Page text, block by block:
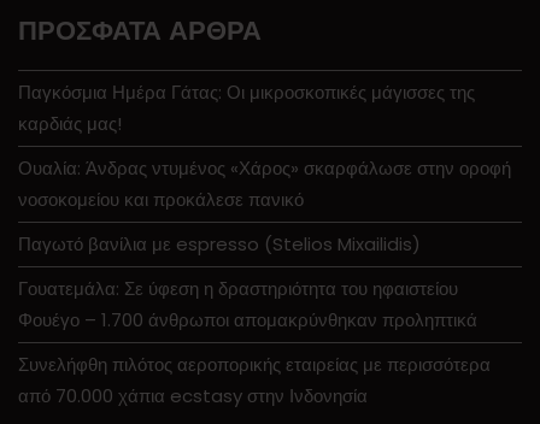
ΠΡΌΣΦΑΤΑ ΆΡΘΡΑ
Παγκόσμια Ημέρα Γάτας: Οι μικροσκοπικές μάγισσες της
καρδιάς μας!
Ουαλία: Άνδρας ντυμένος «Χάρος» σκαρφάλωσε στην οροφή
νοσοκομείου και προκάλεσε πανικό
Παγωτό βανίλια με espresso (Stelios Mixailidis)
Γουατεμάλα: Σε ύφεση η δραστηριότητα του ηφαιστείου
Φουέγο – 1.700 άνθρωποι απομακρύνθηκαν προληπτικά
Συνελήφθη πιλότος αεροπορικής εταιρείας με περισσότερα
από 70.000 χάπια ecstasy στην Ινδονησία